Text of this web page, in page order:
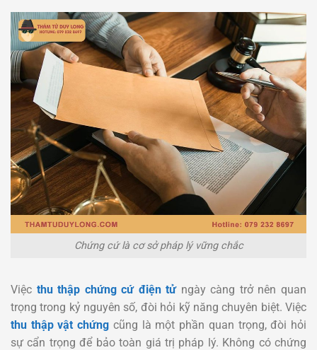
Chứng cứ là cơ sở pháp lý vững chắc
Việc thu thập chứng cứ điện tửngày càng trở nên quan
trọng trong kỷ nguyên số, đòi hỏi kỹ năng chuyên biệt. Việc
thu thập vật chứng cũng là một phần quan trọng, đòi hỏi
sự cẩn trọng để bảo toàn giá trị pháp lý. Không có chứng